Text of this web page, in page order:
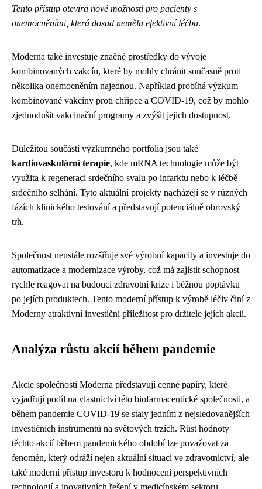
Tento přístup otevírá nové možnosti pro pacienty s
onemocněními, která dosud neměla efektivní léčbu.
Moderna také investuje značné prostředky do vývoje
kombinovaných vakcín, které by mohly chránit současně proti
několika onemocněním najednou. Například probíhá výzkum
kombinované vakcíny proti chřipce a COVID-19, což by mohlo
zjednodušit vakcinační programy a zvýšit jejich dostupnost.
Důležitou součástí výzkumného portfolia jsou také
kardiovaskulární terapie, kde mRNA technologie může být
využita k regeneraci srdečního svalu po infarktu nebo k léčbě
srdečního selhání. Tyto aktuální projekty nacházejí se v různých
fázích klinického testování a představují potenciálně obrovský
trh.
Společnost neustále rozšiřuje své výrobní kapacity a investuje do
automatizace a modernizace výroby, což má zajistit schopnost
rychle reagovat na budoucí zdravotní krize i běžnou poptávku
po jejích produktech. Tento moderní přístup k výrobě léčiv činí z
Moderny atraktivní investiční příležitost pro držitele jejích akcií.
Analýza růstu akcií během pandemie
Akcie společnosti Moderna představují cenné papíry, které
vyjadřují podíl na vlastnictví této biofarmaceutické společnosti, a
během pandemie COVID-19 se staly jedním z nejsledovanějších
investičních instrumentů na světových trzích. Růst hodnoty
těchto akcií během pandemického období lze považovat za
fenomén, který odráží nejen aktuální situaci ve zdravotnictví, ale
také moderní přístup investorů k hodnocení perspektivních
technologií a inovativních řešení v medicínském sektoru.